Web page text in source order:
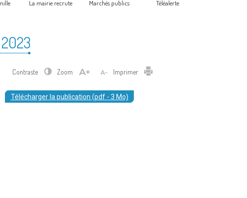
La mairie recrute Marchés publics Téléalerte
2023
Contraste Zoom Imprimer Imprimer
Télécharger la publication (pdf - 3 Mo)